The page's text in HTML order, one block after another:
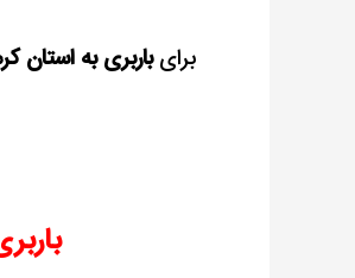
برایباربری به استان